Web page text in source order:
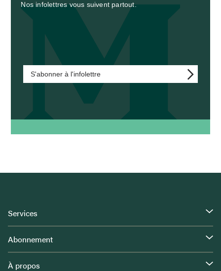
Nos infolettres vous suivent partout.
S'abonner à l'infolettre
Services
Abonnement
À propos